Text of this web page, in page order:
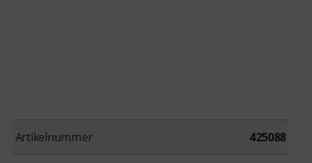
Artikelnummer 425088